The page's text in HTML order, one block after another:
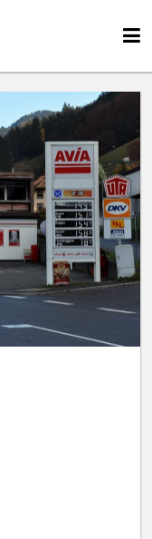
data protection